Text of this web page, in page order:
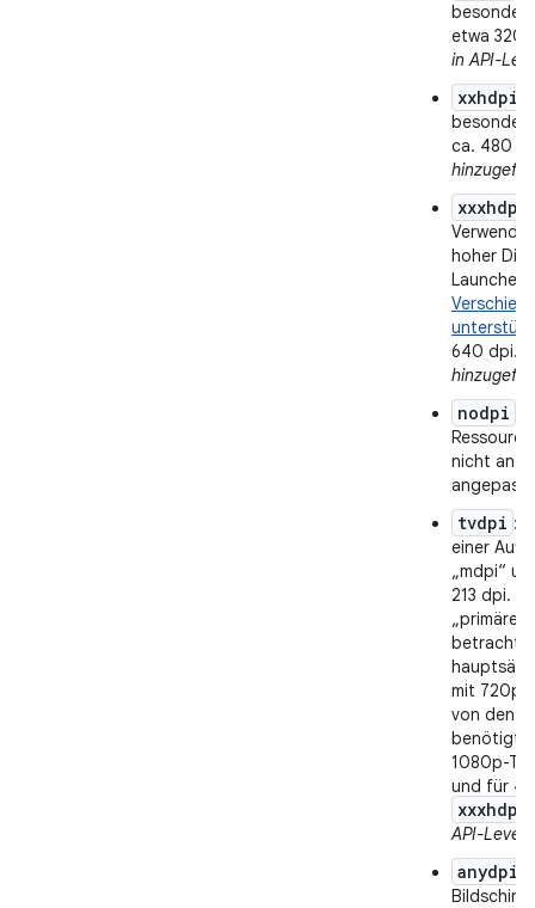
etwa 320
in API-
xxhdpi
ca. 480
xxxhdpi
hoher
Launcher-
640 dpi.
nodpi
nicht an
tvdpi :
einer
„mdpi“
213 dpi.
mit 720p
von den
benötigt.
1080p-
und für
xxxhdpi
API-Level
anydpi